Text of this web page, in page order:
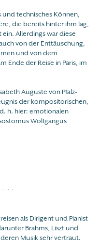
technisches Können,
die bereits hinter ihm lag,
Allerdings war diese
von der Enttäuschung,
und von dem
Ende der Reise in Paris, im
Auguste von Pfalz-
der kompositorischen,
h. hier: emotionalen
Wolfgangus
als Dirigent und Pianist
Brahms, Liszt und
Musik sehr vertraut.